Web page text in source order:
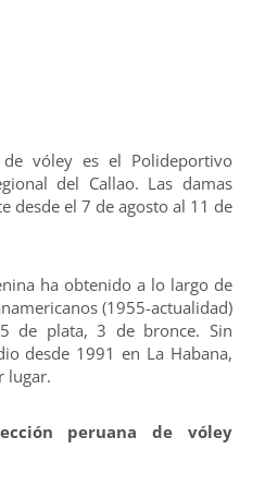
vóley es el Polideportivo
del Callao. Las damas
desde el 7 de agosto al 11 de
ha obtenido a lo largo de
(1955-actualidad)
de plata, 3 de bronce. Sin
desde 1991 en La Habana,
lugar.
peruana de vóley